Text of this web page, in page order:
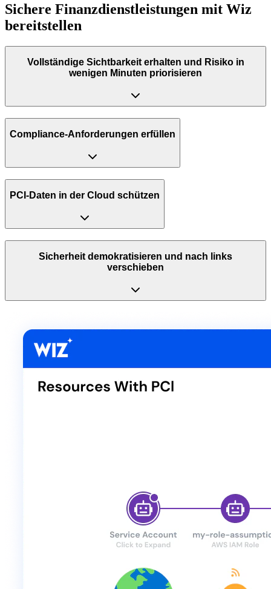
Sichere Finanzdienstleistungen mit Wiz
bereitstellen
Vollständige Sichtbarkeit erhalten und Risiko in
wenigen Minuten priorisieren
Compliance-Anforderungen erfüllen
PCI-Daten in der Cloud schützen
Sicherheit demokratisieren und nach links
verschieben